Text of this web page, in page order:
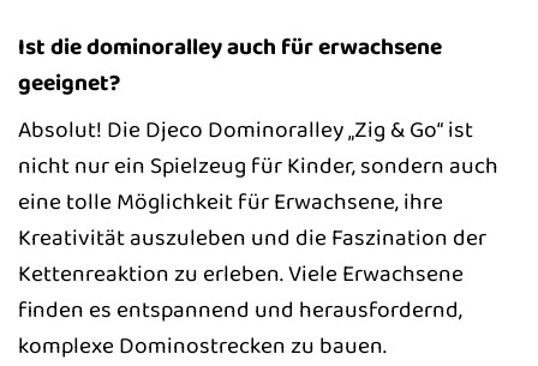
Ist die dominoralley auch für erwachsene
geeignet?
Absolut! Die Djeco Dominoralley „Zig & Go“ ist
nicht nur ein Spielzeug für Kinder, sondern auch
eine tolle Möglichkeit für Erwachsene, ihre
Kreativität auszuleben und die Faszination der
Kettenreaktion zu erleben. Viele Erwachsene
finden es entspannend und herausfordernd,
komplexe Dominostrecken zu bauen.